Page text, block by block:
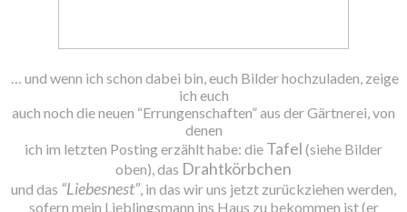
… und wenn ich schon dabei bin, euch Bilder hochzuladen, zeige
ich euch
auch noch die neuen “Errungenschaften” aus der Gärtnerei, von
denen
ich im letzten Posting erzählt habe: die Tafel (siehe Bilder
oben), das Drahtkörbchen
und das “Liebesnest”, in das wir uns jetzt zurückziehen werden,
sofern mein Lieblingsmann ins Haus zu bekommen ist (er